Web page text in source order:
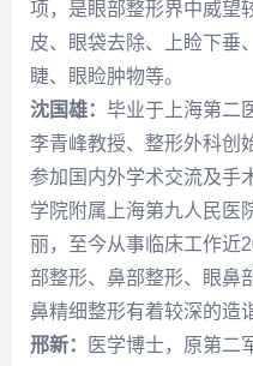
项，是眼部整形界中威望
皮、眼袋去除、上睑下垂
睫、眼睑肿物等。
沈国雄： 毕业于上海第二
李青峰教授、整形外科创
参加国内外学术交流及手
学院附属上海第九人民医
丽，至今从事临床工作近
部整形、鼻部整形、眼鼻
鼻精细整形有着较深的造
邢新：
医学博士，原第二